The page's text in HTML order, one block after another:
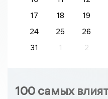
17
18 19
24
25 26
31
1 2
100 самых